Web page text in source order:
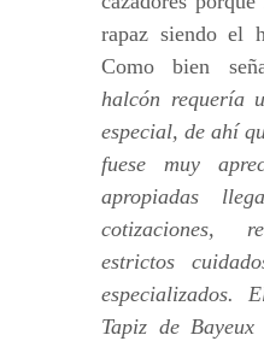
rapaz siendo el
Como bien
halcón requería
especial, de ahí
fuese muy
apropiadas
cotizaciones,
estrictos
especializados.
Tapiz de